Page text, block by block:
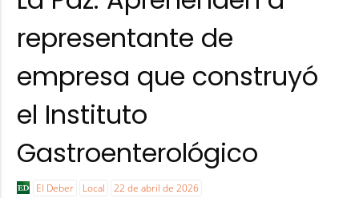
representante de
empresa que construyó
el Instituto
Gastroenterológico
El Deber Local 22 de abril de 2026